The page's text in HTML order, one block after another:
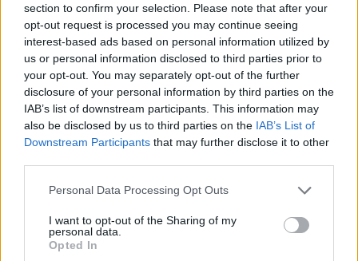
section to confirm your selection. Please note that after your
opt-out request is processed you may continue seeing
interest-based ads based on personal information utilized by
us or personal information disclosed to third parties prior to
your opt-out. You may separately opt-out of the further
disclosure of your personal information by third parties on the
IAB’s list of downstream participants. This information may
also be disclosed by us to third parties on the IAB’s List of
Downstream Participants that may further disclose it to other
Please note that this website/app uses one or more Google
not limited to your visit or usage behaviour. You may click to
grant or deny consent to Google and its third-party tags to
use your data for below specified purposes in below Google
Personal Data Processing Opt Outs
I want to opt-out of the Sharing of my
personal data.
Opted In
Condividi l'articolo
F
a
ce
b
o
o
k
T
w
it
te
r
Pi
n
te
re
st
W
h
at
s
A
p
p
S
h
a
re
Articolo precedente
Prossimo articolo
NOTIZIE RECENTI
Migliori agenzie per l’Attestazione SOA in Italia: